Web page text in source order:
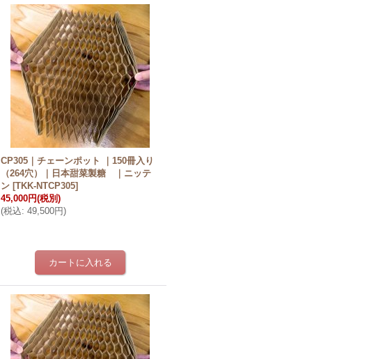
CP305｜チェーンポット ｜150冊入り
（264穴）｜日本甜菜製糖 ｜ニッテ
ン [TKK-NTCP305]
45,000円(税別)
(税込: 49,500円)